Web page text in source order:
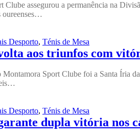
Clube assegurou a permanência na
oureenses…
Desporto, Ténis de Mesa
aos triunfos com
Sport Clube foi a Santa Íria
Desporto, Ténis de Mesa
dupla vitória nos